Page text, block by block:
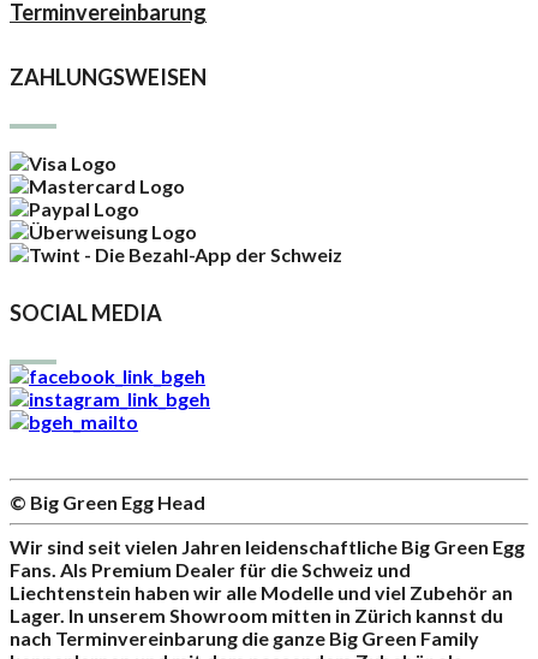
Terminvereinbarung
ZAHLUNGSWEISEN
SOCIAL MEDIA
© Big Green Egg Head
Wir sind seit vielen Jahren leidenschaftliche Big Green Egg
Fans. Als Premium Dealer für die Schweiz und
Liechtenstein haben wir alle Modelle und viel Zubehör an
Lager. In unserem Showroom mitten in Zürich kannst du
nach Terminvereinbarung die ganze Big Green Family